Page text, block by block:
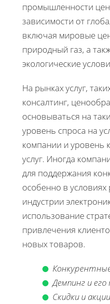
промышленности
зависимости от
включая мировые
природный газ, а
экологические
На рынках услуг,
консалтинг,
основываться на
уровень спроса на
компании и уровень
услуг. Иногда
для поддержания
особенно в
индустрии
использование
привлечения
новых товаров.
Демпинг и
Скидки и